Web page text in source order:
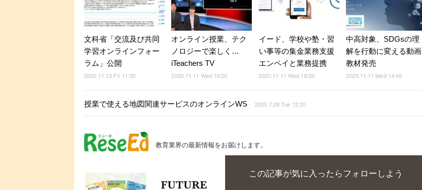
文科省「交流及び共同
学習オンラインフォー
ラム」公開
2020.11.13 Fri 11:50
オンライン授業、テク
ノロジーで楽しく…
iTeachers TV
2020.11.11 Wed 19:20
イード、学校や塾・習
い事等の集金業務支援
エンペイと業務提携
2020.11.11 Wed 18:20
中高対象、SDGsの理
解を行動に変える動画
教材発売
2020.11.11 Wed 14:45
授業で使える地図関連サービスのオンラインWS 2020.7.28 Tue 12:20
教育業界の最新情報をお届けします。
この記事が気に入ったらフォローしよう